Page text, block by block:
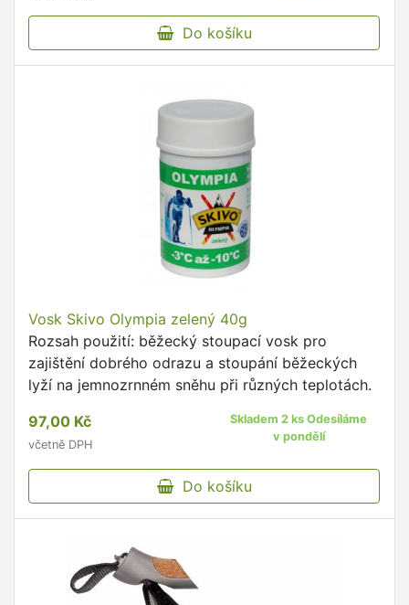
Do košíku
Vosk Skivo Olympia zelený 40g
Rozsah použití: běžecký stoupací vosk pro
zajištění dobrého odrazu a stoupání běžeckých
lyží na jemnozrnném sněhu při různých teplotách.
97,00 Kč
včetně DPH
Skladem 2 ks Odesíláme
v pondělí
Do košíku